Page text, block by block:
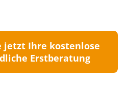
jetzt Ihre kostenlose
Erstberatung